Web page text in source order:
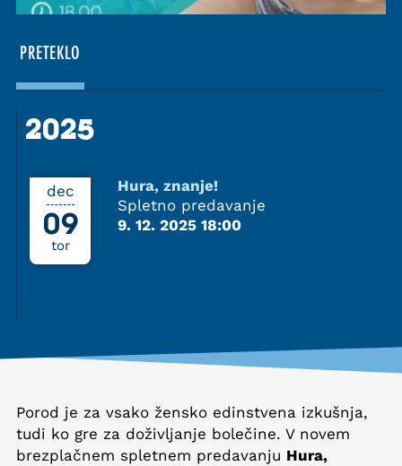
PRETEKLO
2025
2025
dec
09
tor
Hura, znanje!
Spletno predavanje
9. 12. 2025 18:00
Porod je za vsako žensko edinstvena izkušnja,
tudi ko gre za doživljanje bolečine. V novem
brezplačnem spletnem predavanju Hura,